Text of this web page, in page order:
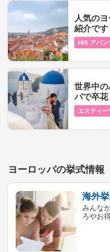
人気の
紹介です
HIS アバン
世界中
パで卒
エスティ
ヨーロッパの挙式情報
海外
みんな
ろやお